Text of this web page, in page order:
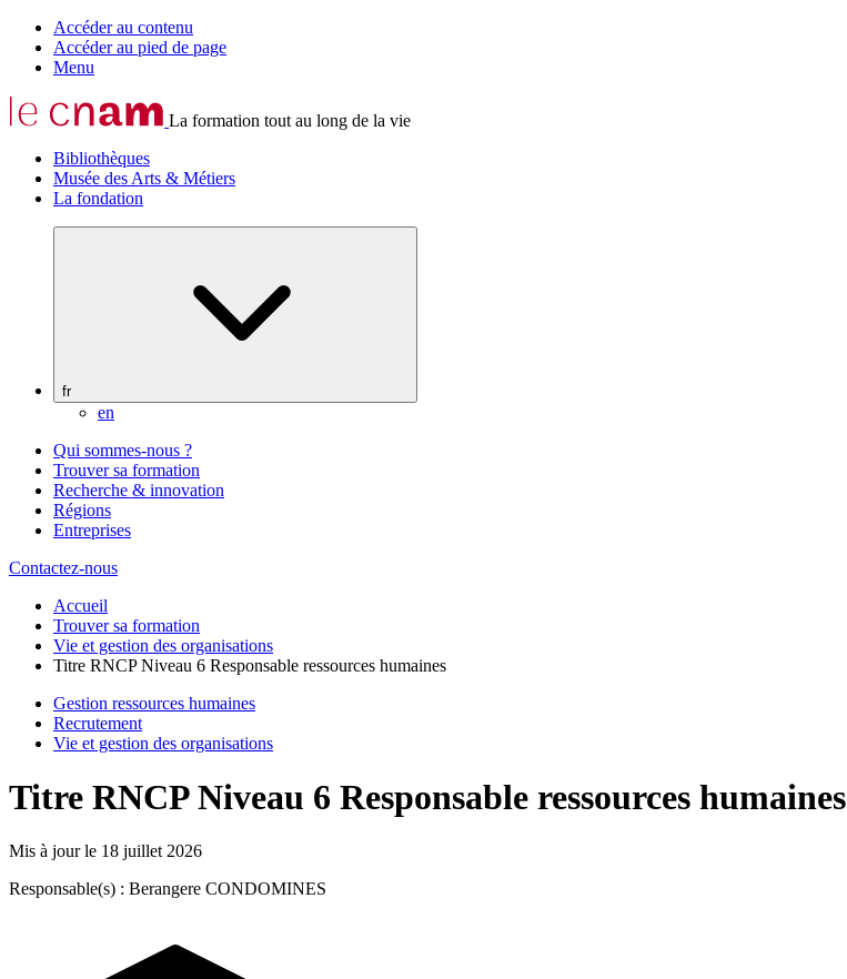
Accéder au contenu
Accéder au pied de page
Menu
La formation tout au long de la vie
Bibliothèques
Musée des Arts & Métiers
La fondation
fr
en
Qui sommes-nous ?
Trouver sa formation
Recherche & innovation
Régions
Entreprises
Contactez-nous
Accueil
Trouver sa formation
Vie et gestion des organisations
Titre RNCP Niveau 6 Responsable ressources humaines
Gestion ressources humaines
Recrutement
Vie et gestion des organisations
Titre RNCP Niveau 6 Responsable ressources humaines
Mis à jour le 18 juillet 2026
Responsable(s) : Berangere CONDOMINES